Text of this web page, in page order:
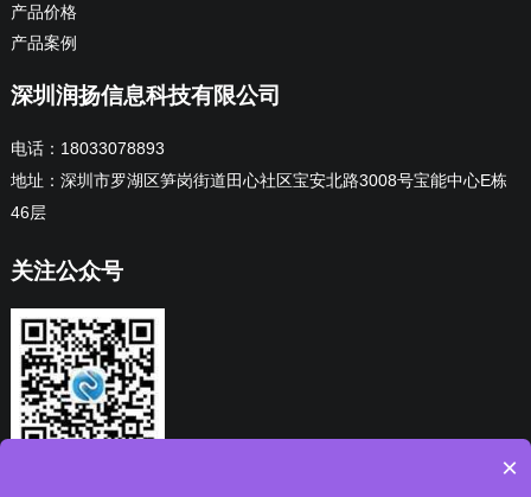
产品价格
产品案例
深圳润扬信息科技有限公司
电话：18033078893
地址：深圳市罗湖区笋岗街道田心社区宝安北路3008号宝能中心E栋
46层
关注公众号
×